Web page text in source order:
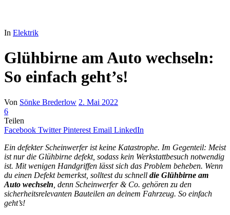
In Elektrik
Glühbirne am Auto wechseln:
So einfach geht’s!
Von Sönke Brederlow 2. Mai 2022
6
Teilen
Facebook Twitter Pinterest Email LinkedIn
Ein defekter Scheinwerfer ist keine Katastrophe. Im Gegenteil: Meist
ist nur die Glühbirne defekt, sodass kein Werkstattbesuch notwendig
ist. Mit wenigen Handgriffen lässt sich das Problem beheben. Wenn
du einen Defekt bemerkst, solltest du schnell die Glühbirne am
Auto wechseln , denn Scheinwerfer & Co. gehören zu den
sicherheitsrelevanten Bauteilen an deinem Fahrzeug. So einfach
geht’s!